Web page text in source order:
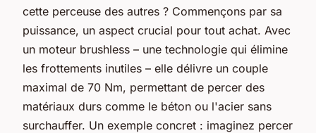
cette perceuse des autres ? Commençons par sa
puissance, un aspect crucial pour tout achat. Avec
un moteur brushless – une technologie qui élimine
les frottements inutiles – elle délivre un couple
maximal de 70 Nm, permettant de percer des
matériaux durs comme le béton ou l'acier sans
surchauffer. Un exemple concret : imaginez percer